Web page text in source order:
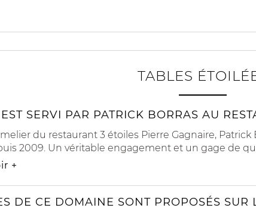
TABLES
SERVI PAR PATRICK BORRAS AU
du restaurant 3 étoiles Pierre Gagnaire,
2009. Un véritable engagement et un gage de
+
DE CE DOMAINE SONT PROPOSÉS SUR